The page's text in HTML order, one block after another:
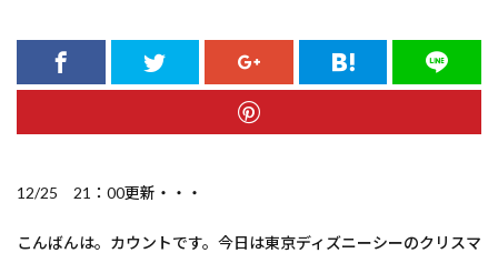
12/25 21：00更新・・・
こんばんは。カウントです。今日は東京ディズニーシーのクリスマ